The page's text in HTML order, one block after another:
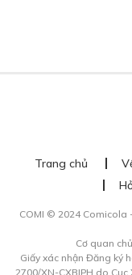
Trang chủ
COMI © 2024 Comicola
Cơ quan
Giấy xác nhận Đăng ký
2700/XN-CXBIPH do